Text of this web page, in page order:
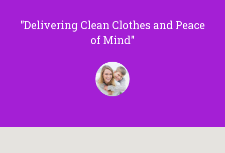
Delivering Clean Clothes and Peace
of Mind